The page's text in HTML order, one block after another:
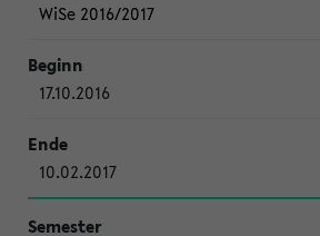
WiSe 2016/2017
17.10.2016
10.02.2017